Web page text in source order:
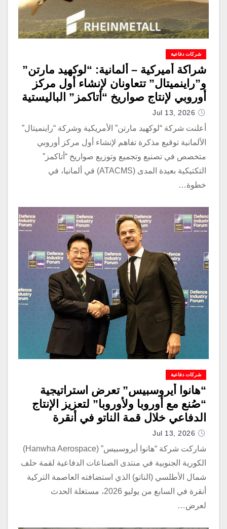
شركات دفاعية
شراكة أميركية – ألمانية: “لوكهيد مارتن”
و”راينميتال” تتعاونان لإنشاء أول مركز
أوروبي لإنتاج صواريخ “أتاكمز” الباليستية
Jul 13, 2026
أعلنت شركة “لوكهيد مارتن” الأمريكية وشركة “راينميتال”
الألمانية توقيع مذكرة تفاهم لإنشاء أول مركز أوروبي
متخصص في تصنيع وتجميع وتوزيع صواريخ “أتاكمز”
التكتيكية بعيدة المدى (ATACMS) في ألمانيا، في
خطوة…
شركات دفاعية
“هانوا أيروسبيس” تعرض استراتيجية
“صُنع مع أوروبا ولأوروبا” لتعزيز الإنتاج
الدفاعي خلال قمة الناتو في أنقرة
Jul 13, 2026
شاركت شركة “هانوا أيروسبيس” (Hanwha Aerospace)
الكورية الجنوبية في منتدى الصناعات الدفاعية لقمة حلف
شمال الأطلسي (الناتو) الذي استضافته العاصمة التركية
أنقرة في السابع من يوليو 2026، مستغلة الحدث
لعرض…